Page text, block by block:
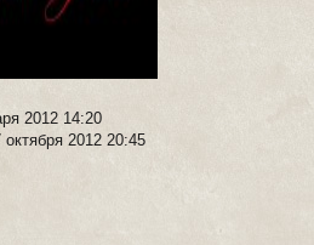
2012 14:20
октября 2012 20:45